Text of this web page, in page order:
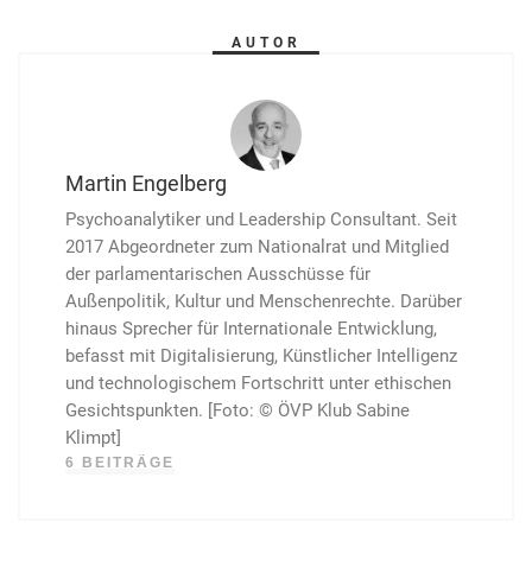
AUTOR
Martin Engelberg
Psychoanalytiker und Leadership Consultant. Seit
2017 Abgeordneter zum Nationalrat und Mitglied
der parla­menta­rischen Aus­schüsse für
Außenpolitik, Kultur und Men­schen­rechte. Darüber
hinaus Sprecher für Inter­natio­nale Ent­wicklung,
befasst mit Digi­talisierung, Künst­licher Intel­ligenz
und techno­logi­schem Fort­schritt unter ethi­schen
Gesichts­punkten. [Foto: © ÖVP Klub Sabine
Klimpt]
6 BEITRÄGE